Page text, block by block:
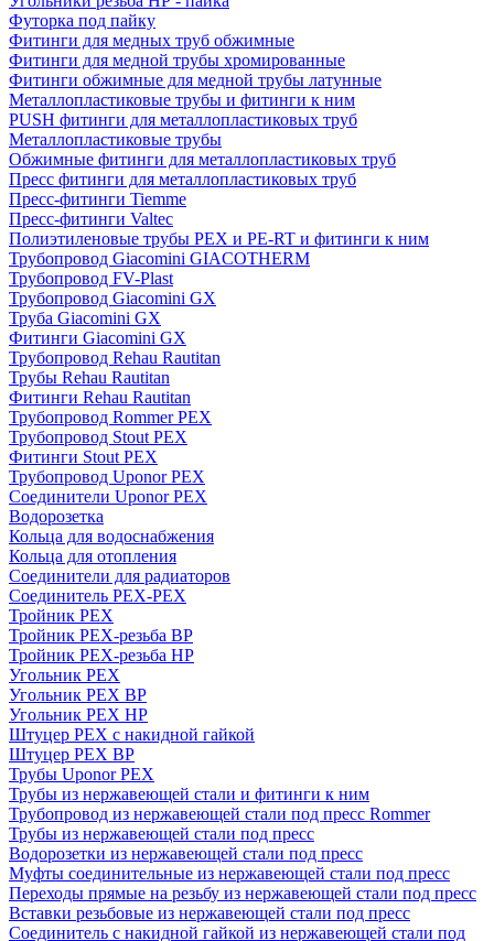
Футорка под пайку
Фитинги для медных труб обжимные
Фитинги для медной трубы хромированные
Фитинги обжимные для медной трубы латунные
Металлопластиковые трубы и фитинги к ним
PUSH фитинги для металлопластиковых труб
Металлопластиковые трубы
Обжимные фитинги для металлопластиковых труб
Пресс фитинги для металлопластиковых труб
Пресс-фитинги Tiemme
Пресс-фитинги Valtec
Полиэтиленовые трубы PEX и PE-RT и фитинги к ним
Трубопровод Giacomini GIACOTHERM
Трубопровод FV-Plast
Трубопровод Giacomini GX
Труба Giacomini GX
Фитинги Giacomini GX
Трубопровод Rehau Rautitan
Трубы Rehau Rautitan
Фитинги Rehau Rautitan
Трубопровод Rommer PEX
Трубопровод Stout PEX
Фитинги Stout PEX
Трубопровод Uponor PEX
Соединители Uponor PEX
Водорозетка
Кольца для водоснабжения
Кольца для отопления
Соединители для радиаторов
Соединитель PEX-PEX
Тройник PEX
Тройник PEX-резьба ВР
Тройник PEX-резьба НР
Угольник PEX
Угольник PEX ВР
Угольник PEX НР
Штуцер PEX c накидной гайкой
Штуцер PEX ВР
Трубы Uponor PEX
Трубы из нержавеющей стали и фитинги к ним
Трубопровод из нержавеющей стали под пресс Rommer
Трубы из нержавеющей стали под пресс
Водорозетки из нержавеющей стали под пресс
Муфты соединительные из нержавеющей стали под пресс
Переходы прямые на резьбу из нержавеющей стали под пресс
Вставки резьбовые из нержавеющей стали под пресс
Соединитель с накидной гайкой из нержавеющей стали под